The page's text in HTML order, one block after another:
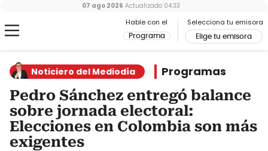
Hable con el
Programa
Selecciona tu emisora
Elige tu emisora
07 ago 2026 Actualizado 04:33
Noticiero del Mediodía Programas
Pedro Sánchez entregó balance
sobre jornada electoral:
Elecciones en Colombia son más
exigentes